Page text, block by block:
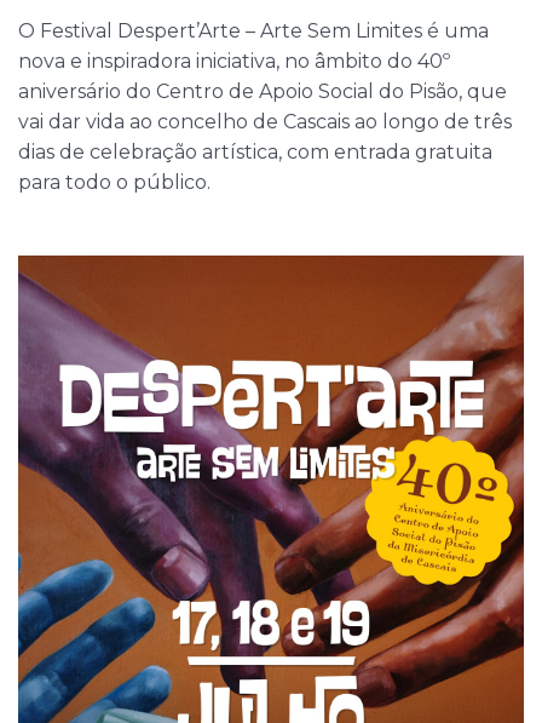
O Festival Despert’Arte – Arte Sem Limites é uma
nova e inspiradora iniciativa, no âmbito do 40º
aniversário do Centro de Apoio Social do Pisão, que
vai dar vida ao concelho de Cascais ao longo de três
dias de celebração artística, com entrada gratuita
para todo o público.